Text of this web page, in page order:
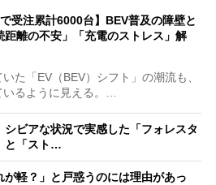
で受注累計6000台】BEV普及の障壁と
距離の不安」「充電のストレス」解
た「EV（BEV）シフト」の潮流も、
るように見える。…
シビアな状況で実感した「フォレスタ
と「スト…
軽？」と戸惑うのには理由があっ